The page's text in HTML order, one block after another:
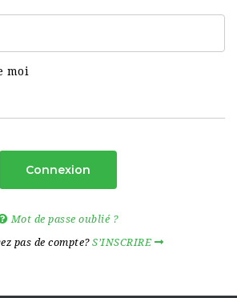
moi
Connexion
Mot de passe oublié ?
pas de compte?S’INSCRIRE